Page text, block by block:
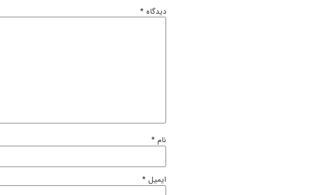
دیدگاه *
نام *
ایمیل *